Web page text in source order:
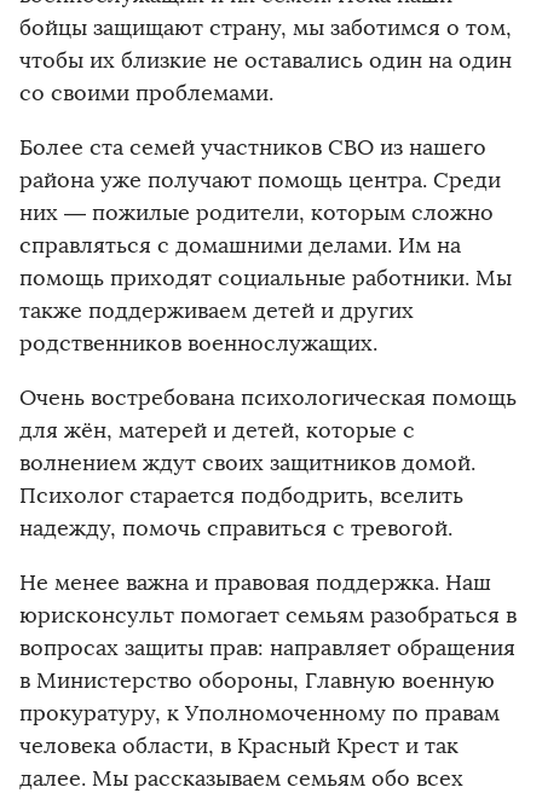
бойцы защищают страну, мы заботимся о том,
чтобы их близкие не оставались один на один
со своими проблемами.
Более ста семей участников СВО из нашего
района уже получают помощь центра. Среди
них — пожилые родители, которым сложно
справляться с домашними делами. Им на
помощь приходят социальные работники. Мы
также поддерживаем детей и других
родственников военнослужащих.
Очень востребована психологическая помощь
для жён, матерей и детей, которые с
волнением ждут своих защитников домой.
Психолог старается подбодрить, вселить
надежду, помочь справиться с тревогой.
Не менее важна и правовая поддержка. Наш
юрисконсульт помогает семьям разобраться в
вопросах защиты прав: направляет обращения
в Министерство обороны, Главную военную
прокуратуру, к Уполномоченному по правам
человека области, в Красный Крест и так
далее. Мы рассказываем семьям обо всех